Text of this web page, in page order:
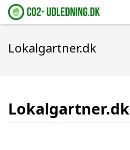
Lokalgartner.dk
Lokalgartner.dk